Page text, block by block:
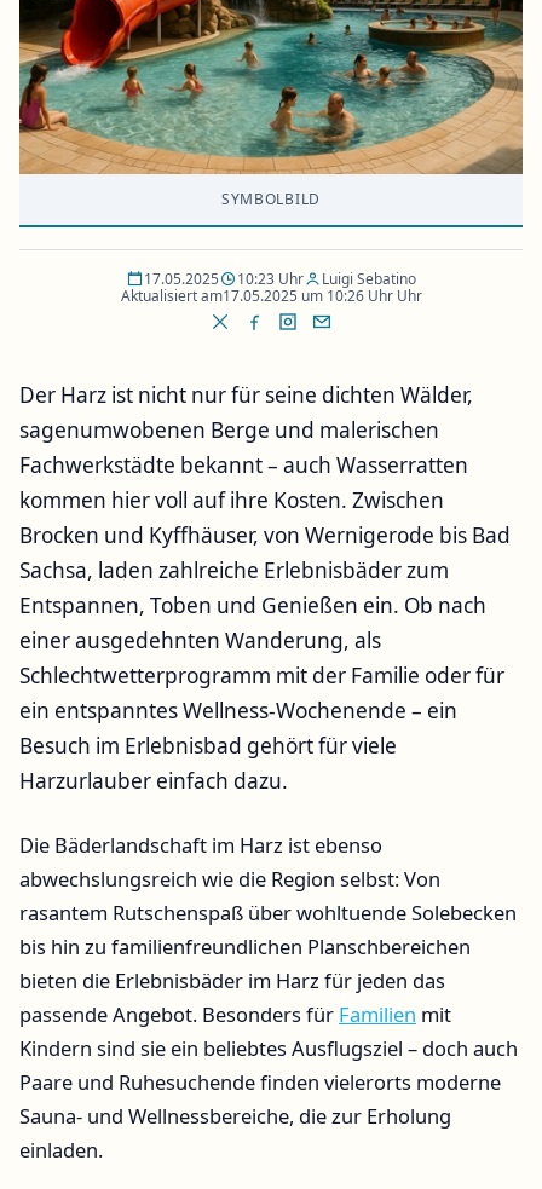
SYMBOLBILD
17.05.2025 10:23 Uhr
Luigi Sebatino
Aktualisiert am17.05.2025 um 10:26 Uhr Uhr
Der Harz ist nicht nur für seine dichten Wälder,
sagenumwobenen Berge und malerischen
Fachwerkstädte bekannt – auch Wasserratten
kommen hier voll auf ihre Kosten. Zwischen
Brocken und Kyffhäuser, von Wernigerode bis Bad
Sachsa, laden zahlreiche Erlebnisbäder zum
Entspannen, Toben und Genießen ein. Ob nach
einer ausgedehnten Wanderung, als
Schlechtwetterprogramm mit der Familie oder für
ein entspanntes Wellness-Wochenende – ein
Besuch im Erlebnisbad gehört für viele
Harzurlauber einfach dazu.
Die Bäderlandschaft im Harz ist ebenso
abwechslungsreich wie die Region selbst: Von
rasantem Rutschenspaß über wohltuende Solebecken
bis hin zu familienfreundlichen Planschbereichen
bieten die Erlebnisbäder im Harz für jeden das
passende Angebot. Besonders für Familien mit
Kindern sind sie ein beliebtes Ausflugsziel – doch auch
Paare und Ruhesuchende finden vielerorts moderne
Sauna- und Wellnessbereiche, die zur Erholung
einladen.